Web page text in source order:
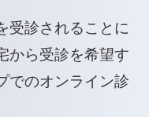
受診されることに
から受診を希望す
でのオンライン診